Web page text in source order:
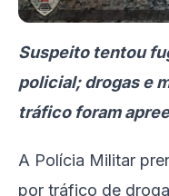
Suspeito tentou
policial; drogas e
tráfico foram
A Polícia Militar
por tráfico de